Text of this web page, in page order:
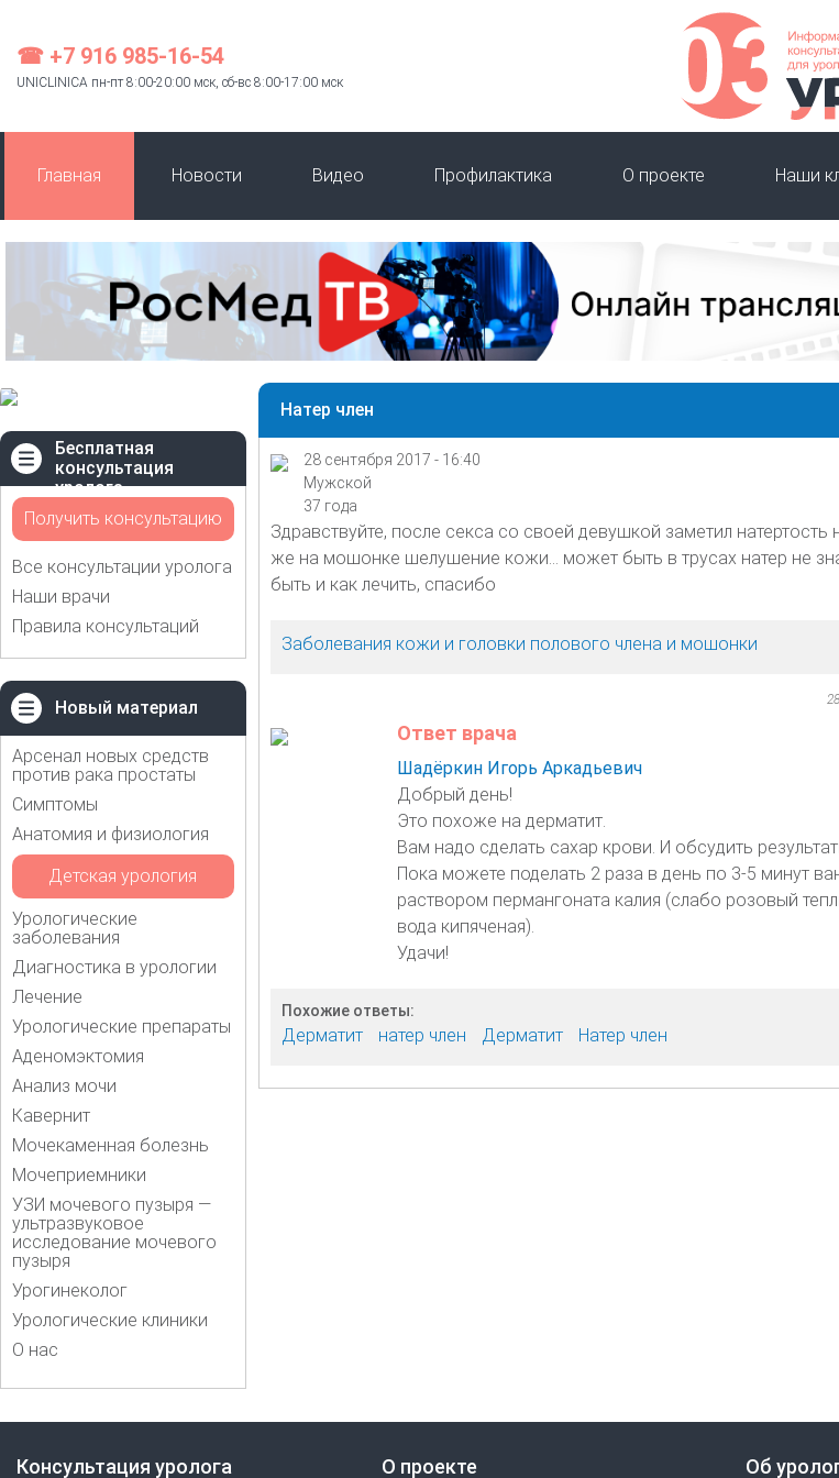
☎ +7 916 985-16-54
UNICLINICA пн-пт 8:00-20:00 мск, сб-вс 8:00-17:00 мск
Главная Новости Видео Профилактика О проекте Наши
Бесплатная
консультация
уролога
Получить консультацию
Все консультации уролога
Наши врачи
Правила консультаций
Новый материал
Арсенал новых средств
против рака простаты
Симптомы
Анатомия и физиология
Детская урология
Урологические
заболевания
Диагностика в урологии
Лечение
Урологические препараты
Аденомэктомия
Анализ мочи
Кавернит
Мочекаменная болезнь
Мочеприемники
УЗИ мочевого пузыря —
ультразвуковое
исследование мочевого
пузыря
Урогинеколог
Урологические клиники
О нас
Натер член
28 сентября 2017 - 16:40
Мужской
37 года
Здравствуйте, после секса со своей девушкой заметил натертость
же на мошонке шелушение кожи... может быть в трусах натер не
быть и как лечить, спасибо
Заболевания кожи и головки полового члена и мошонки
Ответ врача
Шадёркин Игорь Аркадьевич
Добрый день!
Это похоже на дерматит.
Вам надо сделать сахар крови. И обсудить
Пока можете поделать 2 раза в день по 3-5 минут
раствором пермангоната калия (слабо розовый
вода кипяченая).
Удачи!
Похожие ответы:
Дерматит натер член Дерматит Натер член
Консультация уролога О проекте Об